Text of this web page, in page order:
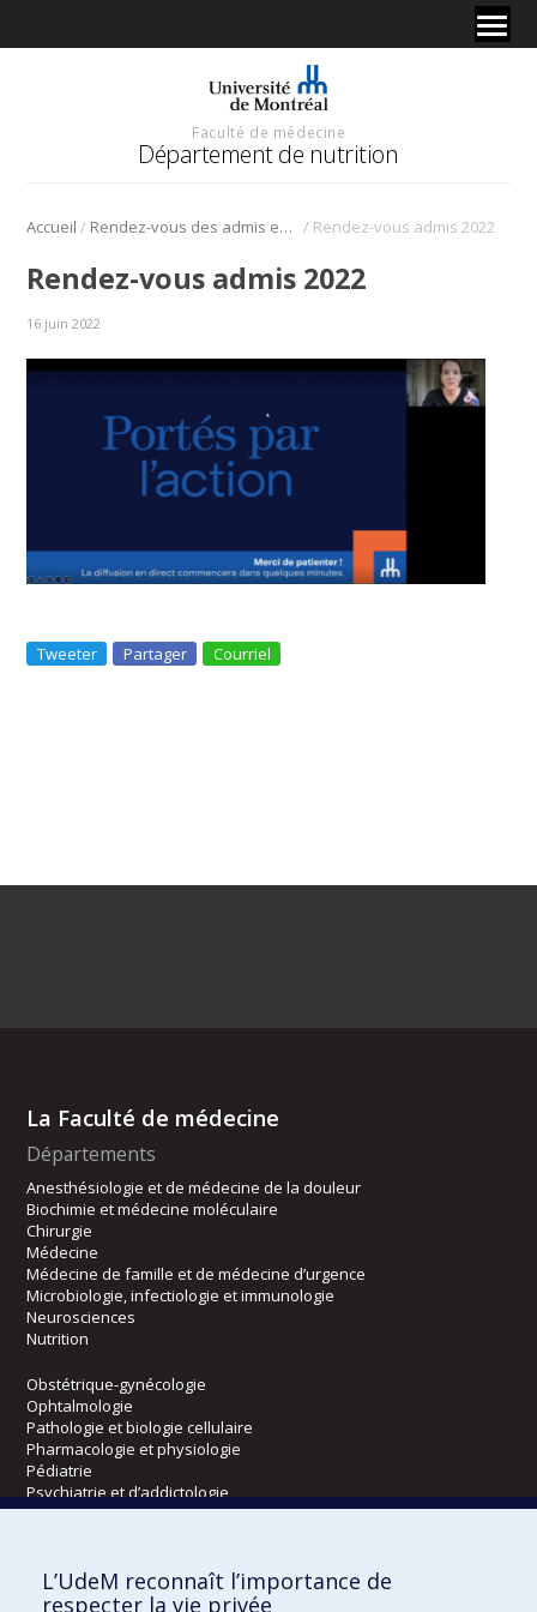
Faculté de médecine
Département de nutrition
Accueil / Rendez-vous des admis en Nutrition 2022 / Rendez-vous admis 2022
Rendez-vous admis 2022
16 juin 2022
Tweeter Partager Courriel
La Faculté de médecine
Départements
Anesthésiologie et de médecine de la douleur
Biochimie et médecine moléculaire
Chirurgie
Médecine
Médecine de famille et de médecine d’urgence
Microbiologie, infectiologie et immunologie
Neurosciences
Nutrition
Obstétrique-gynécologie
Ophtalmologie
Pathologie et biologie cellulaire
Pharmacologie et physiologie
Pédiatrie
Psychiatrie et d’addictologie
Radiologie, radio-oncologie et médecine nucléaire
Écoles
L’UdeM reconnaît l’importance de
respecter la vie privée